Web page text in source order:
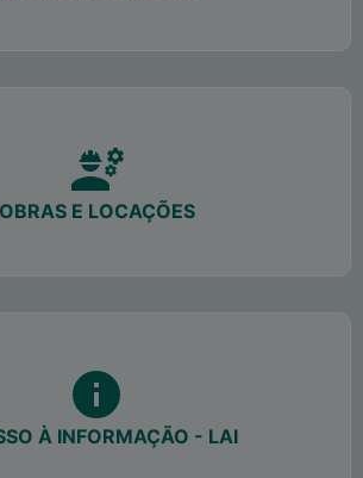
OBRAS E LOCAÇÕES
À INFORMAÇÃO - LAI